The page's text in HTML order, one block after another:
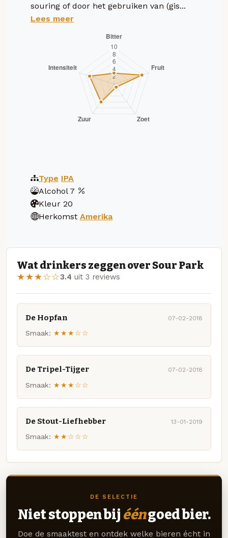
souring of door het gebruiken van (gis...
Lees meer
Type IPA
Alcohol 7
Kleur 20
Herkomst Amerika
Wat drinkers zeggen over Sour Park
★★★☆☆3.4 uit 3 reviews
De Hopfan 07-02-2018
Smaak: ★★★☆☆
De Tripel-Tijger 07-02-2018
Smaak: ★★★☆☆
De Stout-Liefhebber 13-01-2019
Smaak: ★★☆☆☆
DE SELECTIE
Niet stoppen bij ééngoed bier.
Doe de smaaktest en ontdek welke bieren écht in